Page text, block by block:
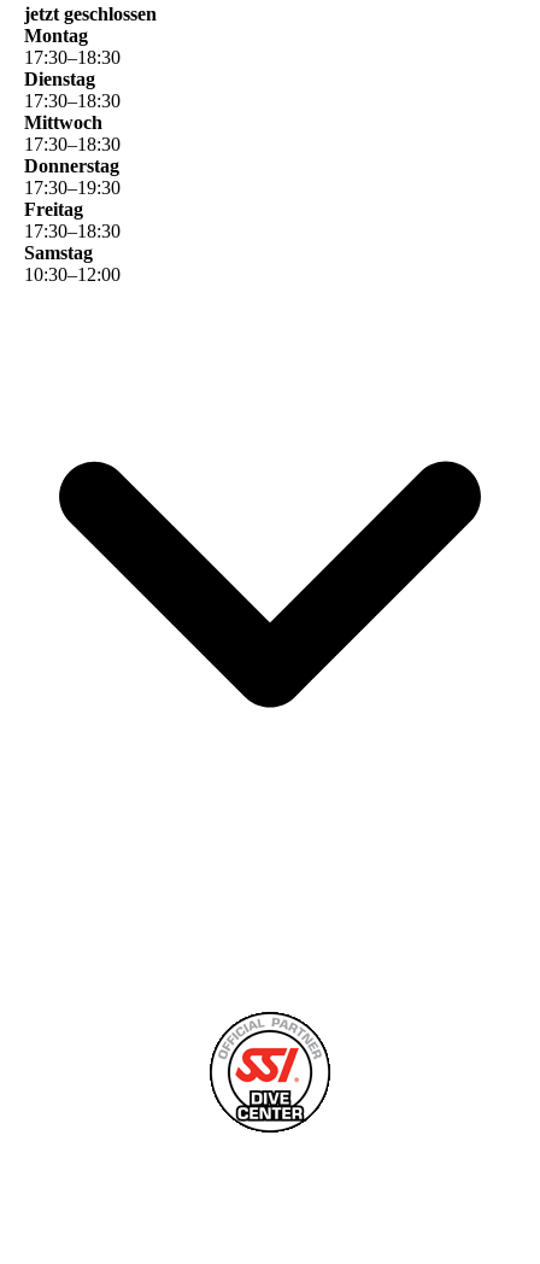
jetzt geschlossen
Montag
17:30–18:30
Dienstag
17:30–18:30
Mittwoch
17:30–18:30
Donnerstag
17:30–19:30
Freitag
17:30–18:30
Samstag
10:30–12:00